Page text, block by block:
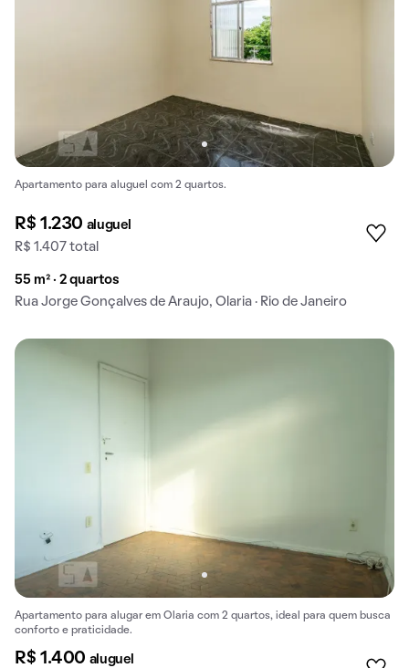
Apartamento para aluguel com 2 quartos.
R$ 1.230 aluguel
R$ 1.407 total
55 m² · 2 quartos
Rua Jorge Gonçalves de Araujo, Olaria · Rio de Janeiro
Apartamento para alugar em Olaria com 2 quartos, ideal para quem busca
conforto e praticidade.
R$ 1.400 aluguel